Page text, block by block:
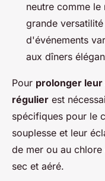
neutre comme
grande
d'événements
aux dîners
Pour prolonger
régulier est
spécifiques pour le
souplesse et leur
de mer ou au
sec et aéré.